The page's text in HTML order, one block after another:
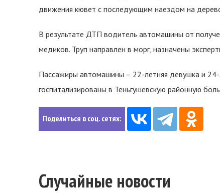
движения кювет с последующим наездом на
В результате ДТП водитель автомашины от
медиков. Труп направлен в морг, назначены
Пассажиры автомашины – 22-летняя девушка и
госпитализированы в Теньгушевскую районную
Поделиться в соц. сетях:
Случайные новости